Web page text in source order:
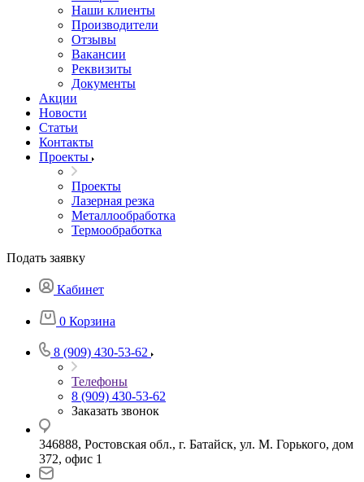
Наши клиенты
Производители
Отзывы
Вакансии
Реквизиты
Документы
Акции
Новости
Статьи
Контакты
Проекты
Проекты
Лазерная резка
Металлообработка
Термообработка
Подать заявку
Кабинет
0 Корзина
8 (909) 430-53-62
Телефоны
8 (909) 430-53-62
Заказать звонок
346888, Ростовская обл., г. Батайск, ул. М. Горького, дом
372, офис 1